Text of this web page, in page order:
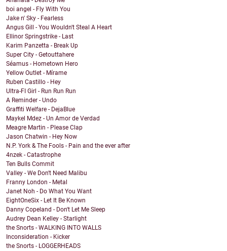
boi angel - Fly With You
Jake n' Sky - Fearless
Angus Gill - You Wouldn't Steal A Heart
Ellinor Springstrike - Last
Karim Panzetta - Break Up
Super City - Getouttahere
Séamus - Hometown Hero
Yellow Outlet - Mírame
Ruben Castillo - Hey
Ultra-FI Girl - Run Run Run
A Reminder - Undo
Graffiti Welfare - DejaBlue
Maykel Mdez - Un Amor de Verdad
Meagre Martin - Please Clap
Jason Chatwin - Hey Now
N.P. York & The Fools - Pain and the ever after
4nzek - Catastrophe
Ten Bulls Commit
Valley - We Don't Need Malibu
Franny London - Metal
Janet Noh - Do What You Want
EightOneSix - Let It Be Known
Danny Copeland - Don't Let Me Sleep
Audrey Dean Kelley - Starlight
the Snorts - WALKING INTO WALLS
Inconsideration - Kicker
the Snorts - LOGGERHEADS